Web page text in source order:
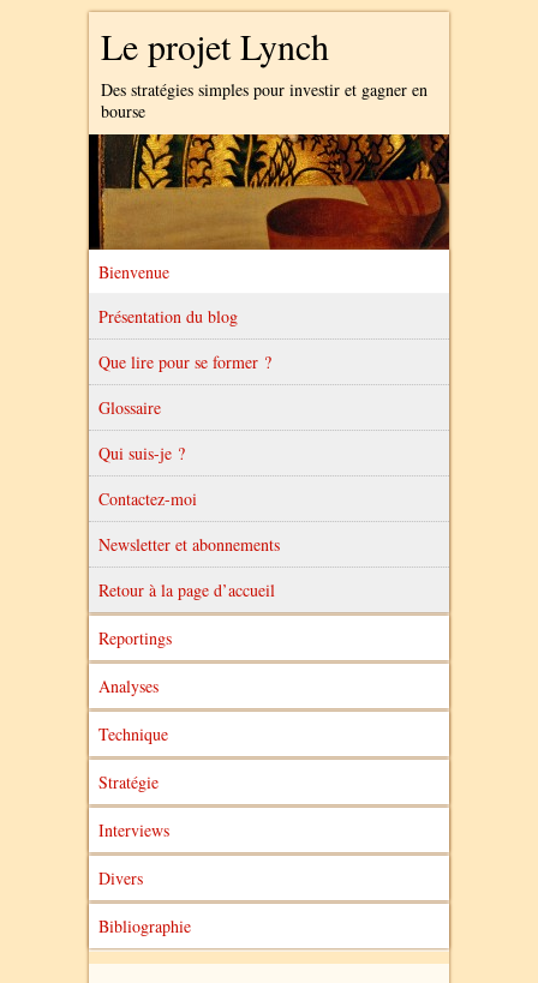
Le projet Lynch
Des stratégies simples pour investir et gagner en
bourse
Bienvenue
Présentation du blog
Que lire pour se former ?
Glossaire
Qui suis-je ?
Contactez-moi
Newsletter et abonnements
Retour à la page d’accueil
Reportings
Analyses
Technique
Stratégie
Interviews
Divers
Bibliographie